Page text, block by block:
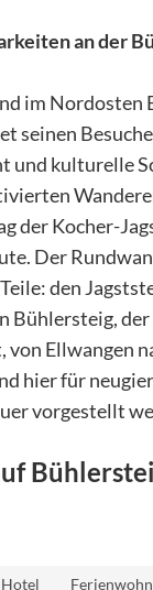
an der
im Nordosten
seinen
und kulturelle
der Kocher-
Der
den
Bühlersteig,
von Ellwangen
hier für
vorgestellt
Hotel